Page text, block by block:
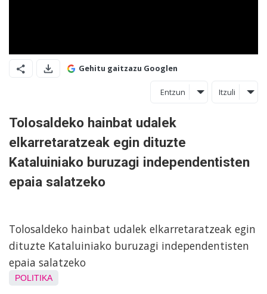
Gehitu gaitzazu Googlen
Entzun Itzuli
Tolosaldeko hainbat udalek
elkarretaratzeak egin dituzte
Kataluiniako buruzagi independentisten
epaia salatzeko
Tolosaldeko hainbat udalek elkarretaratzeak egin
dituzte Kataluiniako buruzagi independentisten
epaia salatzeko
POLITIKA